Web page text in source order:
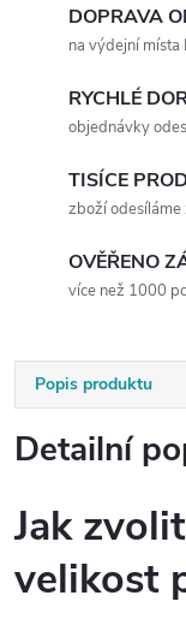
DOPRAVA
na výdejní místa
RYCHLÉ
objednávky
TISÍCE
zboží odesíláme
OVĚŘENO
více než 1000
Popis produktu
Detailní
Jak
velikost